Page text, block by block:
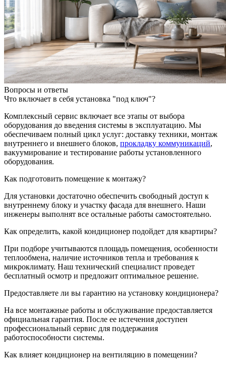
Вопросы и ответы
Что включает в себя установка "под ключ"?
Комплексный сервис включает все этапы от выбора
оборудования до введения системы в эксплуатацию. Мы
обеспечиваем полный цикл услуг: доставку техники, монтаж
внутреннего и внешнего блоков, прокладку коммуникаций,
вакуумирование и тестирование работы установленного
оборудования.
Как подготовить помещение к монтажу?
Для установки достаточно обеспечить свободный доступ к
внутреннему блоку и участку фасада для внешнего. Наши
инженеры выполнят все остальные работы самостоятельно.
Как определить, какой кондиционер подойдет для квартиры?
При подборе учитываются площадь помещения, особенности
теплообмена, наличие источников тепла и требования к
микроклимату. Наш технический специалист проведет
бесплатный осмотр и предложит оптимальное решение.
Предоставляете ли вы гарантию на установку кондиционера?
На все монтажные работы и обслуживание предоставляется
официальная гарантия. После ее истечения доступен
профессиональный сервис для поддержания
работоспособности системы.
Как влияет кондиционер на вентиляцию в помещении?